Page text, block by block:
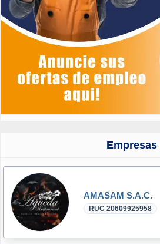
Empresas
AMASAM S.A.C.
RUC 20609925958